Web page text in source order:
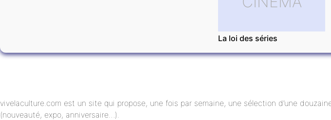
La loi des séries
vivelaculture.com est un site qui propose, une fois par semaine, une sélection d’une
(nouveauté, expo, anniversaire…).